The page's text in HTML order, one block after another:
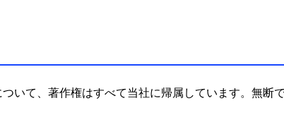
いて、著作権はすべて当社に帰属しています。無断